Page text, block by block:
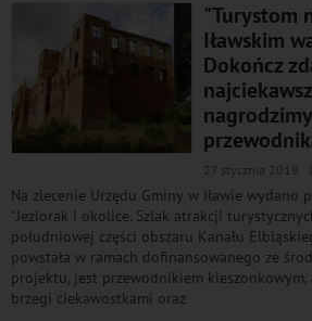
"Turystom
Iławskim
Dokończ
27 stycznia 2019
Na zlecenie Urzędu Gminy w Iławie wydano
"Jeziorak i okolice. Szlak atrakcji
południowej części obszaru Kanału
powstała w ramach dofinansowanego ze
projektu, jest przewodnikiem kieszonkowym,
brzegi ciekawostkami oraz